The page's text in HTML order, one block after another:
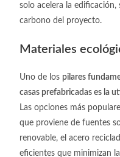
solo acelera la
carbono del proyecto.
Materiales
Uno de los pilares
casas prefabricadas es la
Las opciones más
que proviene de fuentes
renovable, el acero
eficientes que minimizan